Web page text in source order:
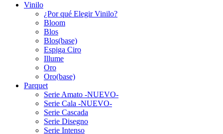
Vinilo
¿Por qué Elegir Vinilo?
Bloom
Blos
Blos(base)
Espiga Ciro
Illume
Oro
Oro(base)
Parquet
Serie Amato -NUEVO-
Serie Cala -NUEVO-
Serie Cascada
Serie Disegno
Serie Intenso